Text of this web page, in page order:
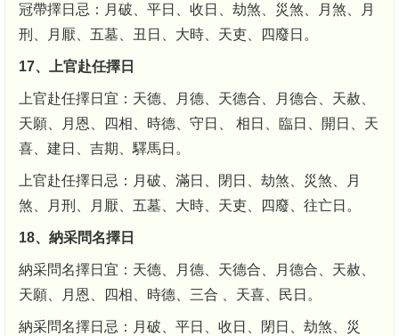
冠帶擇日忌：月破、平日、收日、劫煞、災煞、月煞、月
刑、月厭、五墓、丑日、大時、天吏、四廢日。
17、上官赴任擇日
上官赴任擇日宜：天德、月德、天德合、月德合、天赦、
天願、月恩、四相、時德、守日、 相日、臨日、開日、天
喜、建日、吉期、驛馬日。
上官赴任擇日忌：月破、滿日、閉日、劫煞、災煞、月
煞、月刑、月厭、五墓、大時、天吏、四廢、往亡日。
18、納采問名擇日
納采問名擇日宜：天德、月德、天德合、月德合、天赦、
天願、月恩、四相、時德、三合 、天喜、民日。
納采問名擇日忌：月破、平日、收日、閉日、劫煞、災